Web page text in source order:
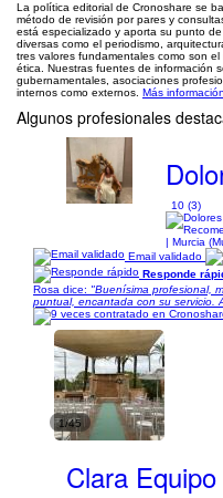
La política editorial de Cronoshare se
método de revisión por pares y
está especializado y aporta su punto
diversas como el periodismo,
tres valores fundamentales como son
ética. Nuestras fuentes de información
gubernamentales, asociaciones
internos como externos. Más
Algunos profesionales
10 (3)
| Murcia
Email validado
Responde
Rosa dice: "Buenísima profesional,
puntual, encantada con su servicio.
1/45
Clara